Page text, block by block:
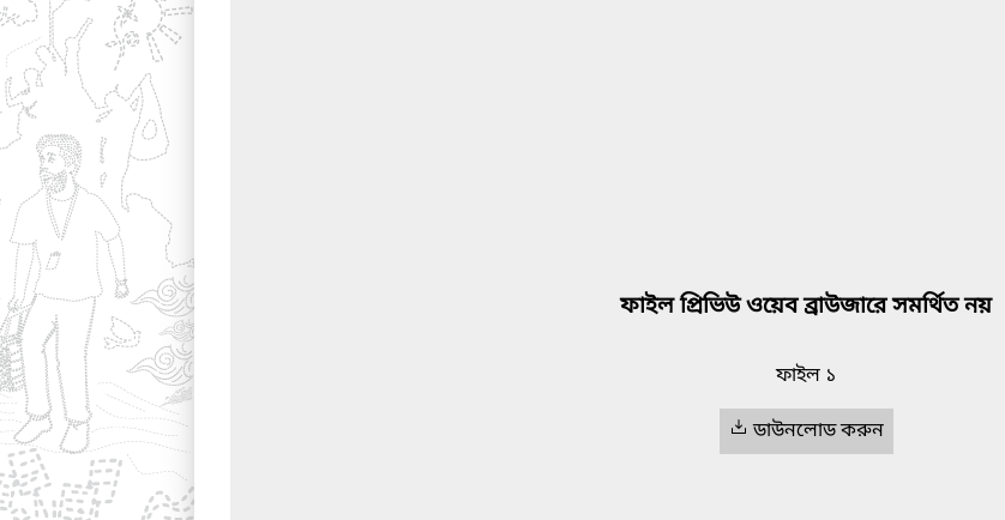
ফাইল প্রিভিউ ওয়েব ব্রাউজারে সমর্থিত নয়
ফাইল ১
ডাউনলোড করুন